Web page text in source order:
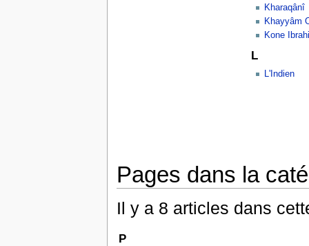
Kharaqânî
Khayyâm
Kone
L
L'Indien
Pages dans la
Il y a 8 articles dans
P